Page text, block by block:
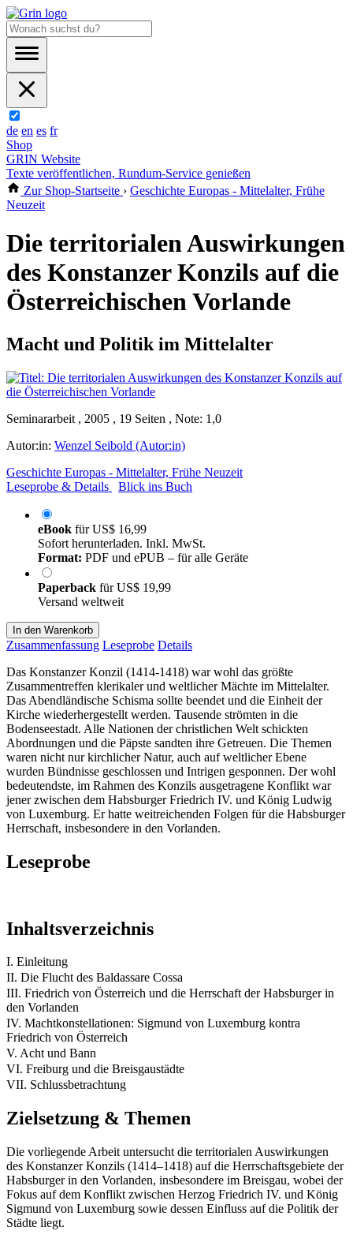
de en es fr
Shop
GRIN Website
Texte veröffentlichen, Rundum-Service genießen
Zur Shop-Startseite › Geschichte Europas - Mittelalter, Frühe
Neuzeit
Die territorialen Auswirkungen
des Konstanzer Konzils auf die
Österreichischen Vorlande
Macht und Politik im Mittelalter
Seminararbeit , 2005 , 19 Seiten , Note: 1,0
Autor:in: Wenzel Seibold (Autor:in)
Geschichte Europas - Mittelalter, Frühe Neuzeit
Leseprobe & Details
Blick ins Buch
eBook fürUS$ 16,99
Sofort herunterladen. Inkl. MwSt.
Format: PDF und ePUB – für alle Geräte
Paperback fürUS$ 19,99
Versand weltweit
In den Warenkorb
Zusammenfassung Leseprobe Details
Das Konstanzer Konzil (1414-1418) war wohl das größte
Zusammentreffen klerikaler und weltlicher Mächte im Mittelalter.
Das Abendländische Schisma sollte beendet und die Einheit der
Kirche wiederhergestellt werden. Tausende strömten in die
Bodenseestadt. Alle Nationen der christlichen Welt schickten
Abordnungen und die Päpste sandten ihre Getreuen. Die Themen
waren nicht nur kirchlicher Natur, auch auf weltlicher Ebene
wurden Bündnisse geschlossen und Intrigen gesponnen. Der wohl
bedeutendste, im Rahmen des Konzils ausgetragene Konflikt war
jener zwischen dem Habsburger Friedrich IV. und König Ludwig
von Luxemburg. Er hatte weitreichenden Folgen für die Habsburger
Herrschaft, insbesondere in den Vorlanden.
Leseprobe
Inhaltsverzeichnis
I. Einleitung
II. Die Flucht des Baldassare Cossa
III. Friedrich von Österreich und die Herrschaft der Habsburger in
den Vorlanden
IV. Machtkonstellationen: Sigmund von Luxemburg kontra
Friedrich von Österreich
V. Acht und Bann
VI. Freiburg und die Breisgaustädte
VII. Schlussbetrachtung
Zielsetzung & Themen
Die vorliegende Arbeit untersucht die territorialen Auswirkungen
des Konstanzer Konzils (1414–1418) auf die Herrschaftsgebiete der
Habsburger in den Vorlanden, insbesondere im Breisgau, wobei der
Fokus auf dem Konflikt zwischen Herzog Friedrich IV. und König
Sigmund von Luxemburg sowie dessen Einfluss auf die Politik der
Städte liegt.